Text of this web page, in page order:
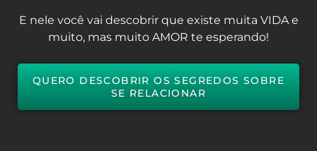
E nele você vai descobrir que existe muita VIDA e
muito, mas muito AMOR te esperando!
QUERO DESCOBRIR OS SEGREDOS SOBRE
SE RELACIONAR